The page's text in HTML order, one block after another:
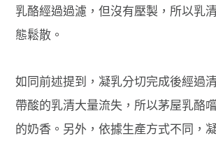
乳酪經過過濾，但沒有壓製，所以乳
態鬆散。
如同前述提到，凝乳分切完成後經過
帶酸的乳清大量流失，所以茅屋乳酪
的奶香。另外，依據生產方式不同，